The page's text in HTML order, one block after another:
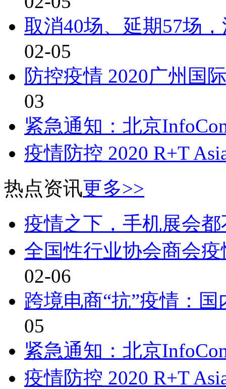
取消40场、延期57场
02-05
防控疫情 2020广州国
03
紧急通知：北京
疫情防控 2020 R+T
热点资讯更多>>
疫情之下，手机展会
全国性行业协会商会
02-06
跨境电商“抗”疫情：
05
紧急通知：北京
疫情防控 2020 R+T